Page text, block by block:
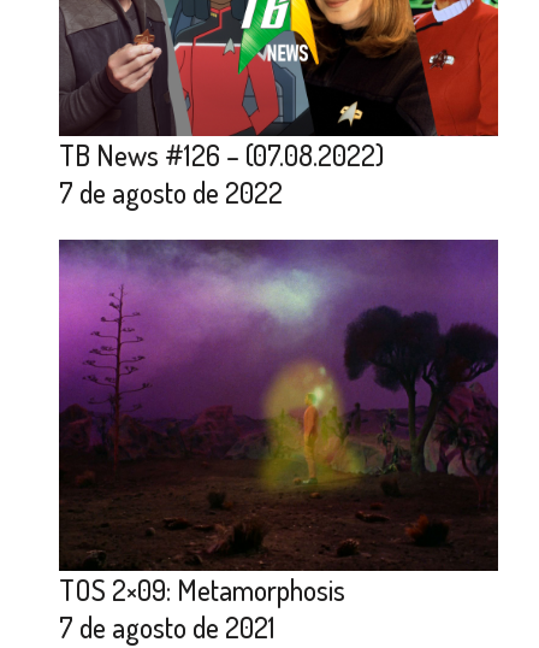
TB News #126 – (07.08.2022)
7 de agosto de 2022
TOS 2×09: Metamorphosis
7 de agosto de 2021